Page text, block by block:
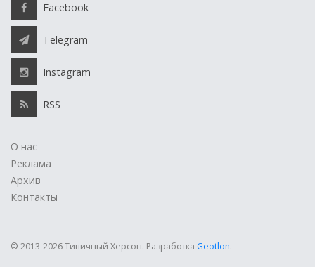
Facebook
Telegram
Instagram
RSS
О нас
Реклама
Архив
Контакты
© 2013-2026 Типичный Херсон. Разработка Geotlon.